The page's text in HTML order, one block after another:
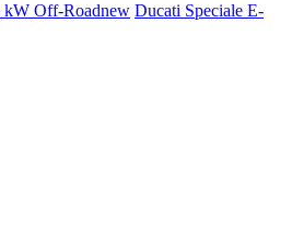
kW Off-Roadnew Ducati Speciale E-